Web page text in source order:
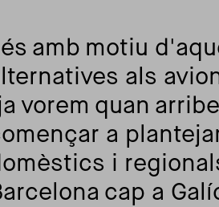
amb motiu
als
vorem quan
a
i
cap a